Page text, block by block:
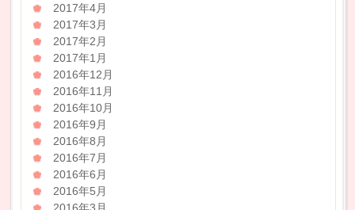
2017年4月
2017年3月
2017年2月
2017年1月
2016年12月
2016年11月
2016年10月
2016年9月
2016年8月
2016年7月
2016年6月
2016年5月
2016年3月